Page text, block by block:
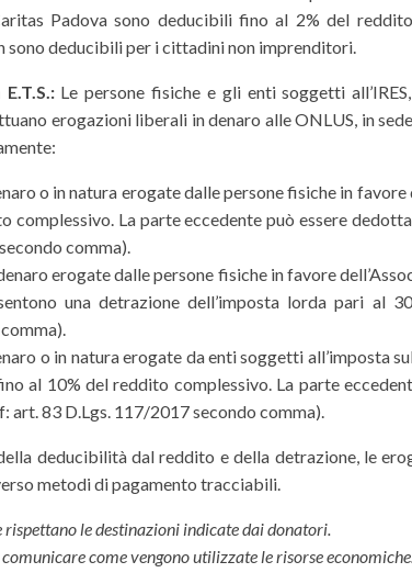
Padova sono deducibili fino al 2% del
sono deducibili per i cittadini non imprenditori.
Le persone fisiche e gli enti soggetti
erogazioni liberali in denaro alle ONLUS, in
o in natura erogate dalle persone fisiche in
complessivo. La parte eccedente può essere
comma).
erogate dalle persone fisiche in favore
una detrazione dell’imposta lorda pari al
o in natura erogate da enti soggetti all’imposta
al 10% del reddito complessivo. La parte
art. 83 D.Lgs. 117/2017 secondo comma).
deducibilità dal reddito e della detrazione, le
metodi di pagamento tracciabili.
rispettano le destinazioni indicate dai donatori.
come vengono utilizzate le risorse